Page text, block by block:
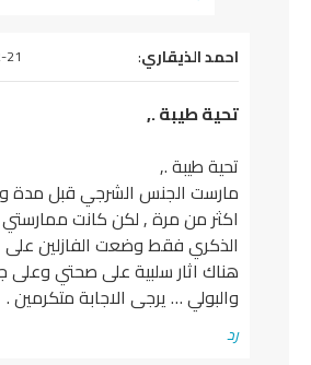
احمد الذيقاري: 2015-12-21 الساعة
تحية طيبة .,
تحية طيبة .,
مارست الجنس الشرجي قبل مدة وتكررت
اكثر من مرة , لكن كانت ممارستي بدون
الذكري فقط وضعت الفازلين على
هناك اثار سلبية على صحتي وعلى جهازي
والبولي … يرجى الاجابة متكرمين .